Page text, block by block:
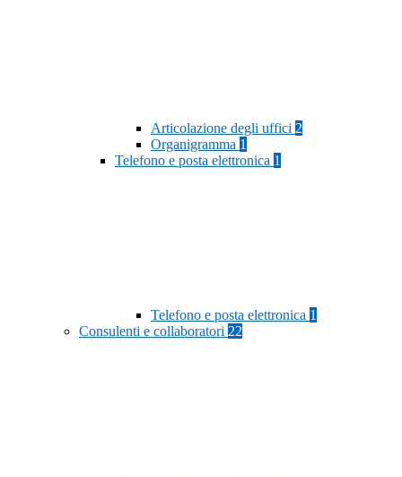
Articolazione degli uffici 2
Organigramma 1
Telefono e posta elettronica 1
Telefono e posta elettronica 1
Consulenti e collaboratori 22